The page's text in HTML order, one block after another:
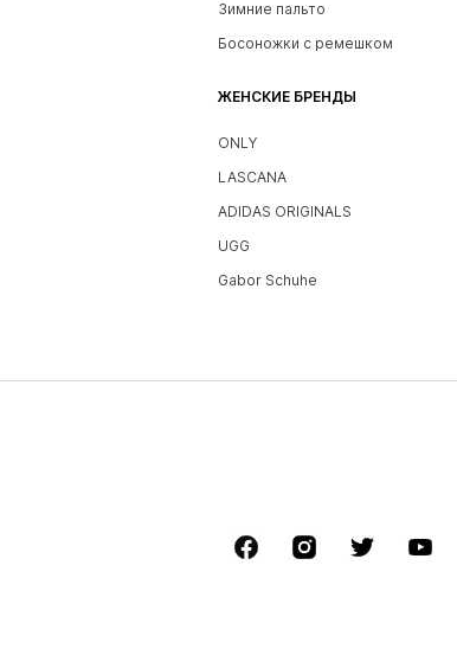
Зимние пальто
Босоножки с ремешком
ЖЕНСКИЕ БРЕНДЫ
ONLY
LASCANA
ADIDAS ORIGINALS
UGG
Gabor Schuhe